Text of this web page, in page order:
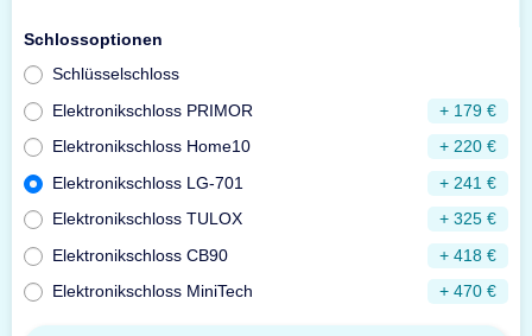
Schlossoptionen
Schlüsselschloss
Elektronikschloss PRIMOR
+ 179 €
Elektronikschloss Home10
+ 220 €
Elektronikschloss LG-701
+ 241 €
Elektronikschloss TULOX
+ 325 €
Elektronikschloss CB90
+ 418 €
Elektronikschloss MiniTech
+ 470 €